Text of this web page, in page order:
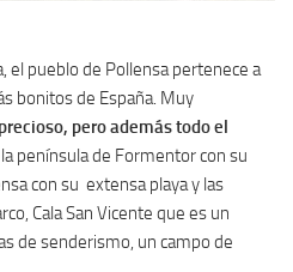
el pueblo de Pollensa pertenece a
bonitos de España. Muy
pero además todo el
la península de Formentor con su
con su extensa playa y las
Cala San Vicente que es un
de senderismo, un campo de